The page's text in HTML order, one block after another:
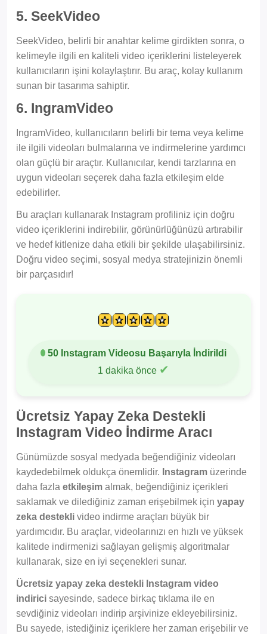
5. SeekVideo
SeekVideo, belirli bir anahtar kelime girdikten sonra, o
kelimeyle ilgili en kaliteli video içeriklerini listeleyerek
kullanıcıların işini kolaylaştırır. Bu araç, kolay kullanım
sunan bir tasarıma sahiptir.
6. IngramVideo
IngramVideo, kullanıcıların belirli bir tema veya kelime
ile ilgili videoları bulmalarına ve indirmelerine yardımcı
olan güçlü bir araçtır. Kullanıcılar, kendi tarzlarına en
uygun videoları seçerek daha fazla etkileşim elde
edebilirler.
Bu araçları kullanarak Instagram profiliniz için doğru
video içeriklerini indirebilir, görünürlüğünüzü artırabilir
ve hedef kitlenize daha etkili bir şekilde ulaşabilirsiniz.
Doğru video seçimi, sosyal medya stratejinizin önemli
bir parçasıdır!
50 Instagram Videosu Başarıyla İndirildi
1 dakika önce ✔
Ücretsiz Yapay Zeka Destekli
Instagram Video İndirme Aracı
Günümüzde sosyal medyada beğendiğiniz videoları
kaydedebilmek oldukça önemlidir. Instagram üzerinde
daha fazla etkileşim almak, beğendiğiniz içerikleri
saklamak ve dilediğiniz zaman erişebilmek için yapay
zeka destekli video indirme araçları büyük bir
yardımcıdır. Bu araçlar, videolarınızı en hızlı ve yüksek
kalitede indirmenizi sağlayan gelişmiş algoritmalar
kullanarak, size en iyi seçenekleri sunar.
Ücretsiz yapay zeka destekli Instagram video
indirici sayesinde, sadece birkaç tıklama ile en
sevdiğiniz videoları indirip arşivinize ekleyebilirsiniz.
Bu sayede, istediğiniz içeriklere her zaman erişebilir ve